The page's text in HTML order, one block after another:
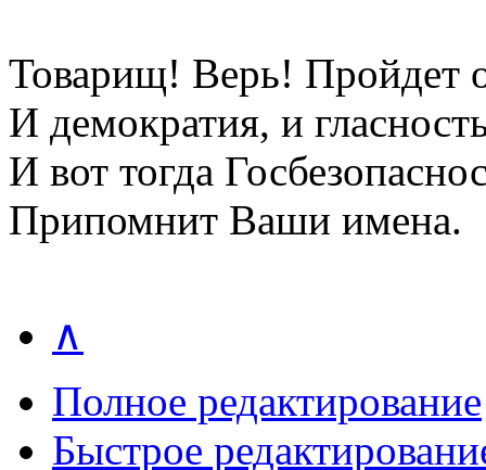
Товарищ! Верь! Пройдет
И демократия, и
И вот тогда
Припомнит Ваши имена.
∧
Полное редактирование
Быстрое